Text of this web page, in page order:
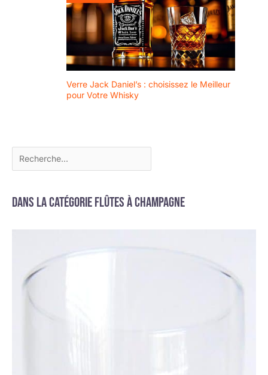
Verre Jack Daniel’s : choisissez le Meilleur
pour Votre Whisky
Dans la catégorie Flûtes à champagne